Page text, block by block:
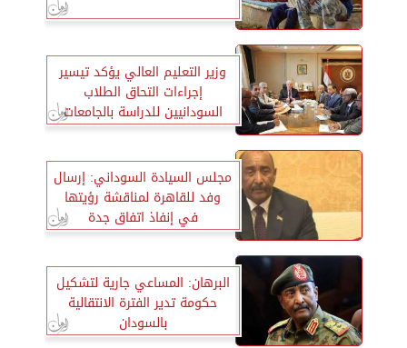
وزير التعليم العالي يؤكد تيسير
إجراءات التحاق الطلاب
السودانيين للدراسة بالجامعات
المصرية
مجلس السيادة السوداني: إرسال
وفد للقاهرة لمناقشة رؤيتها
في إنفاذ اتفاق جدة
البرهان: المساعي جارية لتشكيل
حكومة تدير الفترة الانتقالية
بالسودان